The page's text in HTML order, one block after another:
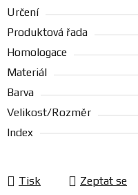
Určení
Produktová řada
Homologace
Materiál
Barva
Velikost/Rozměr
Index
Tisk Zeptat se